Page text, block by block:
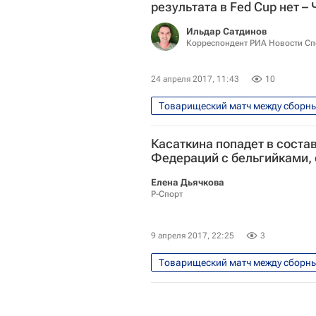
результата в Fed Cup нет –
Ильдар Сатдинов
Корреспондент РИА Новости
24 апреля 2017, 11:43 10
Теннис Спорт
Анастасия Мыскина
Анна
Сборная России по теннису
Касаткина попадет в
Федераций с бельгийками,
Елена Дьячкова
Р-Спорт
9 апреля 2017, 22:25 3
Теннис Спорт